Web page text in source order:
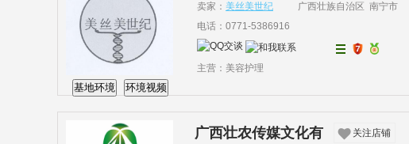
基地环境 环境视频
卖家： 美丝美世纪
广西壮族自治区 南宁市
电话：0771-5386916
主营：美容护理
广西壮农传媒文化有
关注店铺